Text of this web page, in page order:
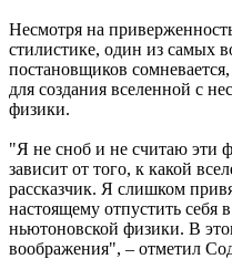
Несмотря на
стилистике, один из самых
постановщиков
для создания вселенной с
физики.
"Я не сноб и не считаю эти
зависит от того, к какой
рассказчик. Я слишком
настоящему отпустить себя
ньютоновской физики. В
воображения", – отметил